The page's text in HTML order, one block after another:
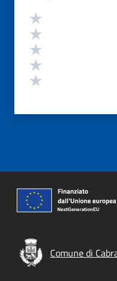
Valutazione
Comune di